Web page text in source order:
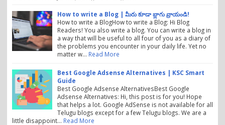
How to write a Blog | మీరు కూడా బ్లాగు వ్రాయండి!
How to write a BlogHow to write a Blog: Hi Blog
Readers! You also write a blog. You can write a blog in
a way that will be useful to all four of you as a diary of
the problems you encounter in your daily life. Yet no
matter w… Read More
Best Google Adsense Alternatives | KSC Smart
Guide
Best Google Adsense AlternativesBest Google
Adsense Alternatives: Hi, this post is for you! Hope
that helps a lot. Google AdSense is not available for all
Telugu blogs except for a few Telugu blogs. We are a
little disappoint… Read More